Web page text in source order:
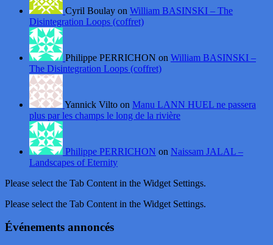
Cyril Boulay on William BASINSKI – The
Disintegration Loops (coffret)
Philippe PERRICHON on William BASINSKI –
The Disintegration Loops (coffret)
Yannick Vilto on Manu LANN HUEL ne passera
plus par les champs le long de la rivière
Philippe PERRICHON on Naissam JALAL –
Landscapes of Eternity
Please select the Tab Content in the Widget Settings.
Please select the Tab Content in the Widget Settings.
Événements annoncés